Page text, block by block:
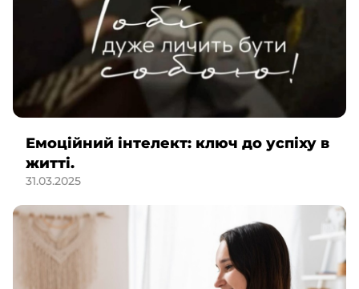
Емоційний інтелект: ключ до успіху в
житті.
31.03.2025